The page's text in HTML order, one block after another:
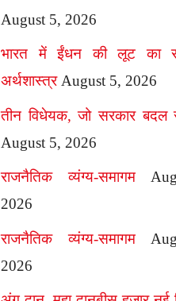
August 5, 2026
भारत में ईंधन की लूट का
अर्थशास्त्र August 5, 2026
तीन विधेयक, जो सरकार
August 5, 2026
राजनैतिक व्यंग्य-समागम
2026
राजनैतिक व्यंग्य-समागम
2026